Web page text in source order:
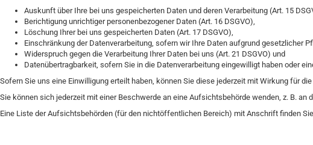
Auskunft über Ihre bei uns gespeicherten Daten und deren Verarbeitung (Art. 15
Berichtigung unrichtiger personenbezogener Daten (Art. 16 DSGVO),
Löschung Ihrer bei uns gespeicherten Daten (Art. 17 DSGVO),
Einschränkung der Datenverarbeitung, sofern wir Ihre Daten aufgrund gesetzlicher
Widerspruch gegen die Verarbeitung Ihrer Daten bei uns (Art. 21 DSGVO) und
Datenübertragbarkeit, sofern Sie in die Datenverarbeitung eingewilligt haben oder
Sofern Sie uns eine Einwilligung erteilt haben, können Sie diese jederzeit mit Wirkung für
Sie können sich jederzeit mit einer Beschwerde an eine Aufsichtsbehörde wenden, z. B.
Eine Liste der Aufsichtsbehörden (für den nichtöffentlichen Bereich) mit Anschrift finden